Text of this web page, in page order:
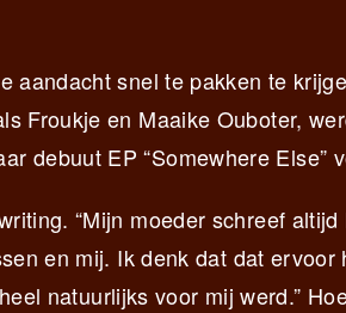
aandacht snel te pakken te
Froukje en Maaike Ouboter,
debuut EP “Somewhere Else”
“Mijn moeder schreef altijd
en mij. Ik denk dat dat ervoor
natuurlijks voor mij werd.”